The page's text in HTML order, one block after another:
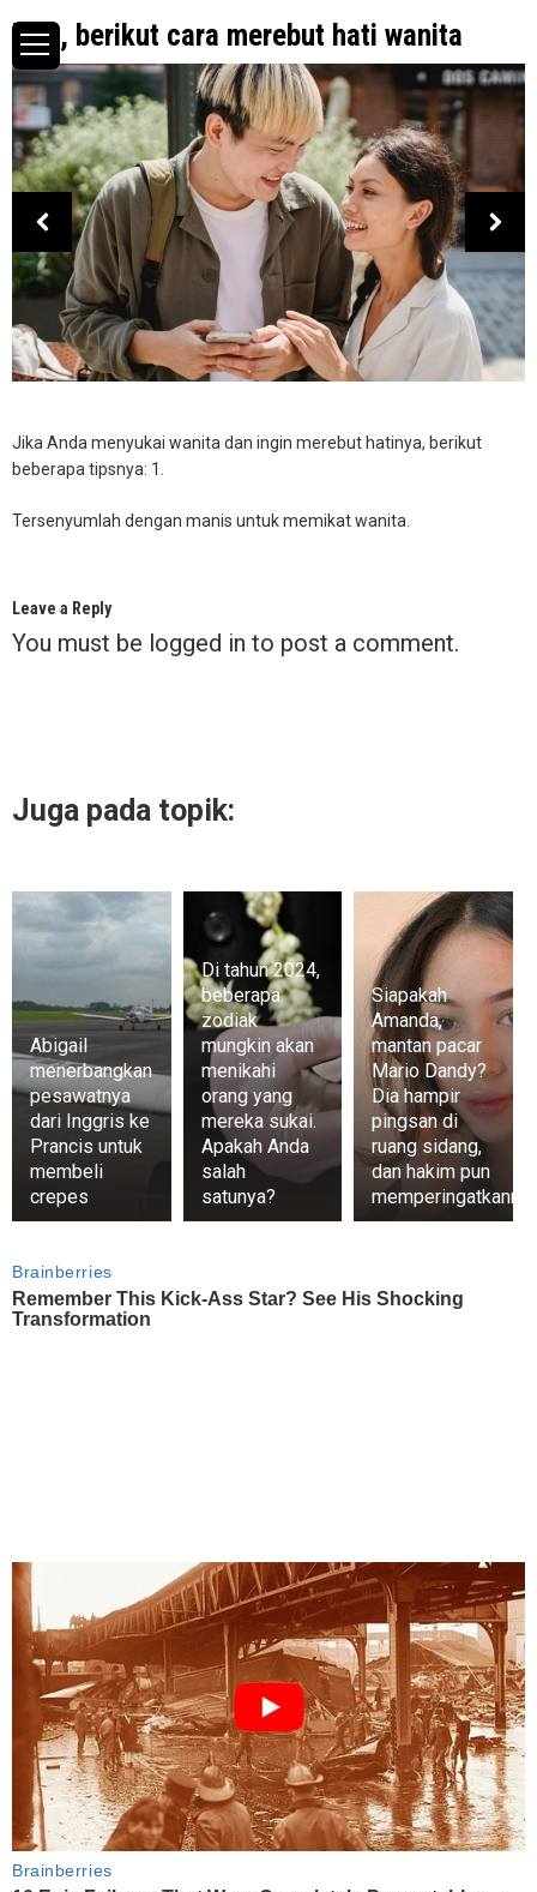
Pria, berikut cara merebut hati wanita
Jika Anda menyukai wanita dan ingin merebut hatinya, berikut
beberapa tipsnya: 1.
Tersenyumlah dengan manis untuk memikat wanita.
Leave a Reply
You must be logged in to post a comment.
Juga pada topik:
Abigail
menerbangkan
pesawatnya
dari Inggris ke
Prancis untuk
membeli
crepes
Di tahun 2024,
beberapa
zodiak
mungkin akan
menikahi
orang yang
mereka sukai.
Apakah Anda
salah
satunya?
Siapakah
Amanda,
mantan pacar
Mario Dandy?
Dia hampir
pingsan di
ruang sidang,
dan hakim pun